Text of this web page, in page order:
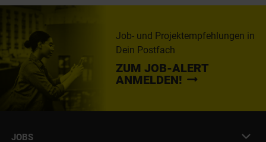
Job- und Projektempfehlungen in
Dein Postfach
ZUM JOB-ALERT
ANMELDEN!
JOBS